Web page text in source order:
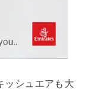
ッシュエアも大